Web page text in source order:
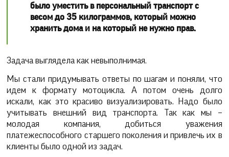
было уместить в персональный транспорт с
весом до 35 килограммов, который можно
хранить дома и на который не нужно прав.
Задача выглядела как невыполнимая.
Мы стали придумывать ответы по шагам и поняли, что
идем к формату мотоцикла. А потом очень долго
искали, как это красиво визуализировать. Надо было
учитывать внешний вид транспорта. Так как мы –
молодая компания, добиться уважения
платежеспособного старшего поколения и привлечь их в
клиенты было одной из задач.